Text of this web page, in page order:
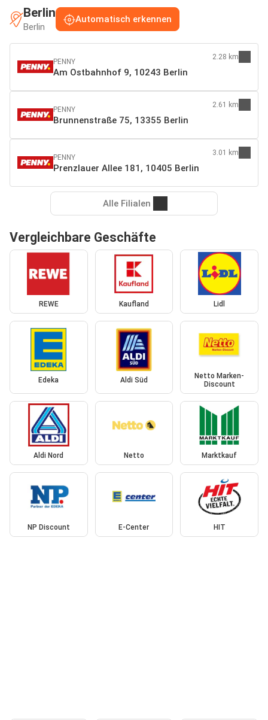
Berlin
Berlin
Automatisch erkennen
PENNY
Am Ostbahnhof 9, 10243 Berlin
2.28 km
PENNY
Brunnenstraße 75, 13355 Berlin
2.61 km
PENNY
Prenzlauer Allee 181, 10405 Berlin
3.01 km
Alle Filialen
Vergleichbare Geschäfte
REWE Kaufland Lidl
Edeka Aldi Süd
Netto Marken-
Discount
Aldi Nord Netto Marktkauf
NP Discount E-Center HIT